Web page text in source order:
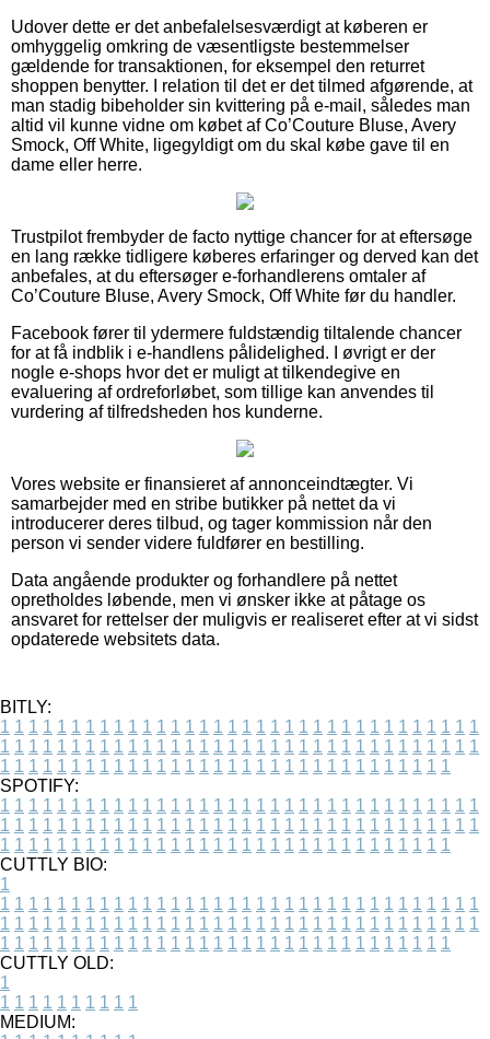
Udover dette er det anbefalelsesværdigt at køberen er
omhyggelig omkring de væsentligste bestemmelser
gældende for transaktionen, for eksempel den returret
shoppen benytter. I relation til det er det tilmed afgørende, at
man stadig bibeholder sin kvittering på e-mail, således man
altid vil kunne vidne om købet af Co’Couture Bluse, Avery
Smock, Off White, ligegyldigt om du skal købe gave til en
dame eller herre.
Trustpilot frembyder de facto nyttige chancer for at eftersøge
en lang række tidligere køberes erfaringer og derved kan det
anbefales, at du eftersøger e-forhandlerens omtaler af
Co’Couture Bluse, Avery Smock, Off White før du handler.
Facebook fører til ydermere fuldstændig tiltalende chancer
for at få indblik i e-handlens pålidelighed. I øvrigt er der
nogle e-shops hvor det er muligt at tilkendegive en
evaluering af ordreforløbet, som tillige kan anvendes til
vurdering af tilfredsheden hos kunderne.
Vores website er finansieret af annonceindtægter. Vi
samarbejder med en stribe butikker på nettet da vi
introducerer deres tilbud, og tager kommission når den
person vi sender videre fuldfører en bestilling.
Data angående produkter og forhandlere på nettet
opretholdes løbende, men vi ønsker ikke at påtage os
ansvaret for rettelser der muligvis er realiseret efter at vi sidst
opdaterede websitets data.
BITLY:
1 1 1 1 1 1 1 1 1 1 1 1 1 1 1 1 1 1 1 1 1 1 1 1 1 1 1 1 1 1 1 1 1 1
1 1 1 1 1 1 1 1 1 1 1 1 1 1 1 1 1 1 1 1 1 1 1 1 1 1 1 1 1 1 1 1 1 1
1 1 1 1 1 1 1 1 1 1 1 1 1 1 1 1 1 1 1 1 1 1 1 1 1 1 1 1 1 1 1 1
SPOTIFY:
1 1 1 1 1 1 1 1 1 1 1 1 1 1 1 1 1 1 1 1 1 1 1 1 1 1 1 1 1 1 1 1 1 1
1 1 1 1 1 1 1 1 1 1 1 1 1 1 1 1 1 1 1 1 1 1 1 1 1 1 1 1 1 1 1 1 1 1
1 1 1 1 1 1 1 1 1 1 1 1 1 1 1 1 1 1 1 1 1 1 1 1 1 1 1 1 1 1 1 1
CUTTLY BIO:
1
1 1 1 1 1 1 1 1 1 1 1 1 1 1 1 1 1 1 1 1 1 1 1 1 1 1 1 1 1 1 1 1 1 1
1 1 1 1 1 1 1 1 1 1 1 1 1 1 1 1 1 1 1 1 1 1 1 1 1 1 1 1 1 1 1 1 1 1
1 1 1 1 1 1 1 1 1 1 1 1 1 1 1 1 1 1 1 1 1 1 1 1 1 1 1 1 1 1 1 1
CUTTLY OLD:
1
1 1 1 1 1 1 1 1 1 1
MEDIUM: